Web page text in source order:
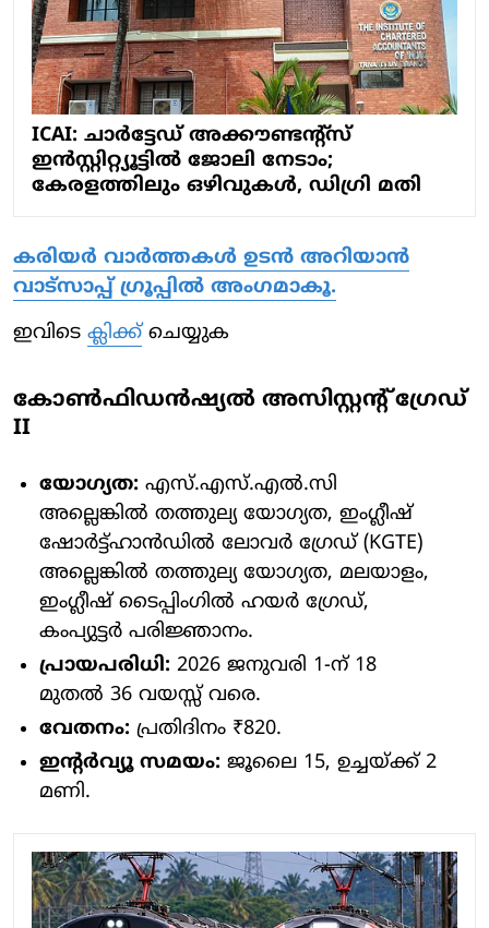
ICAI: ചാർട്ടേഡ് അക്കൗണ്ടന്റ്സ്
ഇൻസ്റ്റിറ്റ്യൂട്ടിൽ ജോലി നേടാം;
കേരളത്തിലും ഒഴിവുകൾ, ഡിഗ്രി മതി
കരിയർ വാർത്തകൾ ഉടൻ അറിയാൻ
വാട്സാപ്പ് ഗ്രൂപ്പിൽ അംഗമാകൂ.
ഇവിടെ ക്ലിക്ക്ചെയ്യുക
കോൺഫിഡൻഷ്യൽ അസിസ്റ്റന്റ് ഗ്രേഡ്
II
യോഗ്യത: എസ്.എസ്.എൽ.സി
അല്ലെങ്കിൽ തത്തുല്യ യോഗ്യത, ഇംഗ്ലീഷ്
ഷോർട്ട്‌ഹാൻഡിൽ ലോവർ ഗ്രേഡ് (KGTE)
അല്ലെങ്കിൽ തത്തുല്യ യോഗ്യത, മലയാളം,
ഇംഗ്ലീഷ് ടൈപ്പിംഗിൽ ഹയർ ഗ്രേഡ്,
കംപ്യുട്ടർ പരിജ്ഞാനം.
പ്രായപരിധി: 2026 ജനുവരി 1-ന് 18
മുതൽ 36 വയസ്സ് വരെ.
വേതനം: പ്രതിദിനം ₹820.
ഇന്റർവ്യൂ സമയം: ജൂലൈ 15, ഉച്ചയ്ക്ക് 2
മണി.